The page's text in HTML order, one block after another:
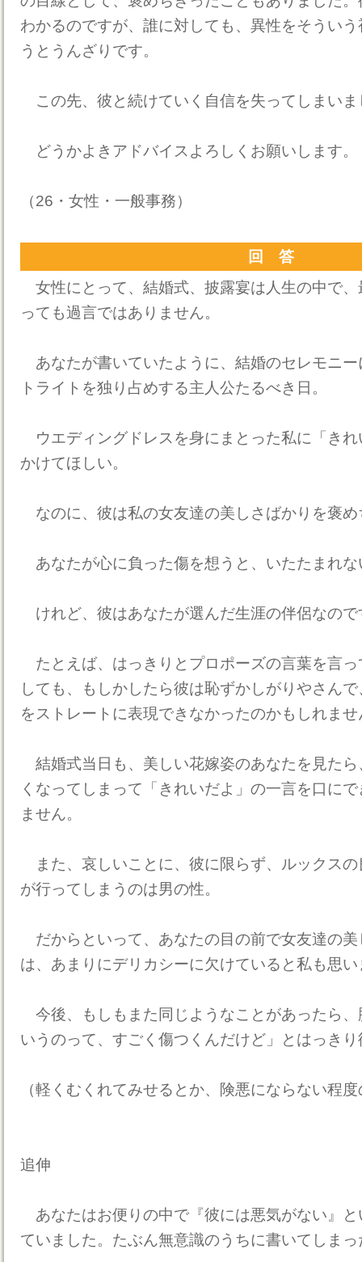
わかるのですが、誰に対しても、異性をそうい
うとうんざりです。
この先、彼と続けていく自信を失ってしまいま
どうかよきアドバイスよろしくお願いします。
（26・女性・一般事務）
回 答
女性にとって、結婚式、披露宴は人生の中で
っても過言ではありません。
あなたが書いていたように、結婚のセレモニ
トライトを独り占めする主人公たるべき日。
ウエディングドレスを身にまとった私に「き
かけてほしい。
なのに、彼は私の女友達の美しさばかりを褒
あなたが心に負った傷を想うと、いたたまれ
けれど、彼はあなたが選んだ生涯の伴侶なので
たとえば、はっきりとプロポーズの言葉を言
しても、もしかしたら彼は恥ずかしがりやさん
をストレートに表現できなかったのかもしれませ
結婚式当日も、美しい花嫁姿のあなたを見た
くなってしまって「きれいだよ」の一言を口に
ません。
また、哀しいことに、彼に限らず、ルックス
が行ってしまうのは男の性。
だからといって、あなたの目の前で女友達の美
は、あまりにデリカシーに欠けていると私も思い
今後、もしもまた同じようなことがあったら
いうのって、すごく傷つくんだけど」とはっき
（軽くむくれてみせるとか、険悪にならない程
追伸
あなたはお便りの中で『彼には悪気がない』
ていました。たぶん無意識のうちに書いてしま